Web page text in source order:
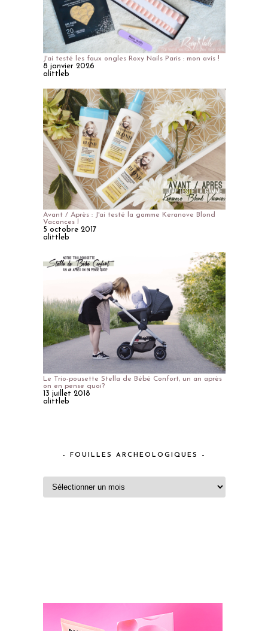
J'ai testé les faux ongles Roxy Nails Paris : mon avis !
8 janvier 2026
alittleb
Avant / Après : J'ai testé la gamme Keranove Blond
Vacances !
5 octobre 2017
alittleb
Le Trio-pousette Stella de Bébé Confort, un an après
on en pense quoi?
13 juillet 2018
alittleb
– FOUILLES ARCHEOLOGIQUES –